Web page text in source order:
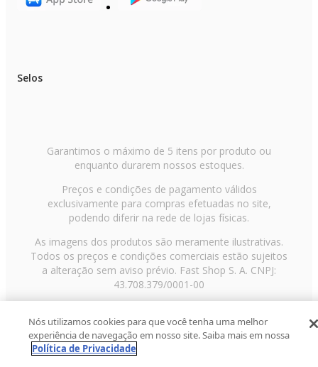
Selos
Garantimos o máximo de 5 itens por produto ou
enquanto durarem nossos estoques.
Preços e condições de pagamento válidos
exclusivamente para compras efetuadas no site,
podendo diferir na rede de lojas físicas.
As imagens dos produtos são meramente ilustrativas.
Todos os preços e condições comerciais estão sujeitos
a alteração sem aviso prévio. Fast Shop S. A. CNPJ:
43.708.379/0001-00
Paulo/SP, CEP 02029-001, Telefone: 11 3003-3728 ©
2013 Fast Shop - Todos os direitos reservadosRF
Nós utilizamos cookies para que você tenha uma melhor
experiência de navegação em nosso site. Saiba mais em nossa
Política de Privacidade